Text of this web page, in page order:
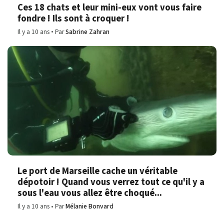
Ces 18 chats et leur mini-eux vont vous faire
fondre ! Ils sont à croquer !
Il y a 10 ans ParSabrine Zahran
Le port de Marseille cache un véritable
dépotoir ! Quand vous verrez tout ce qu'il y a
sous l'eau vous allez être choqué...
Il y a 10 ans ParMélanie Bonvard